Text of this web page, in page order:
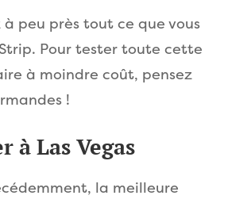
à peu près tout ce que vous
Pour tester toute cette
à moindre coût, pensez
!
à Las Vegas
la meilleure